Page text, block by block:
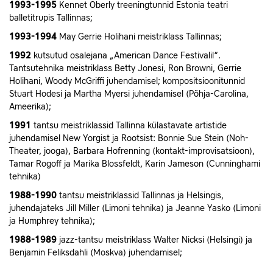
1993-1995 Kennet Oberly treeningtunnid Estonia teatri
balletitrupis Tallinnas;
1993-1994 May Gerrie Holihani meistriklass Tallinnas;
1992 kutsutud osalejana „American Dance Festivalil“.
Tantsutehnika meistriklass Betty Jonesi, Ron Browni, Gerrie
Holihani, Woody McGriffi juhendamisel; kompositsioonitunnid
Stuart Hodesi ja Martha Myersi juhendamisel (Põhja-Carolina,
Ameerika);
1991
tantsu meistriklassid Tallinna külastavate artistide
juhendamisel New Yorgist ja Rootsist: Bonnie Sue Stein (Noh-
Theater, jooga), Barbara Hofrenning (kontakt-improvisatsioon),
Tamar Rogoff ja Marika Blossfeldt, Karin Jameson (Cunninghami
tehnika)
1988-1990 tantsu meistriklassid Tallinnas ja Helsingis,
juhendajateks Jill Miller (Limoni tehnika) ja Jeanne Yasko (Limoni
ja Humphrey tehnika);
1988-1989 jazz-tantsu meistriklass Walter Nicksi (Helsingi) ja
Benjamin Feliksdahli (Moskva) juhendamisel;